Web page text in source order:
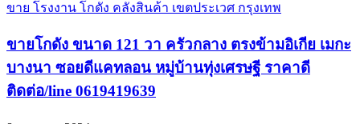
ขาย โรงงาน โกดัง คลังสินค้า เขตประเวศ กรุงเทพ
ขายโกดัง ขนาด 121 วา ครัวกลาง ตรงข้ามอิเกีย เมกะ
บางนา ซอยดีแคทลอน หมู่บ้านทุ่งเศรษฐี ราคาดี
ติดต่อ/line 0619419639